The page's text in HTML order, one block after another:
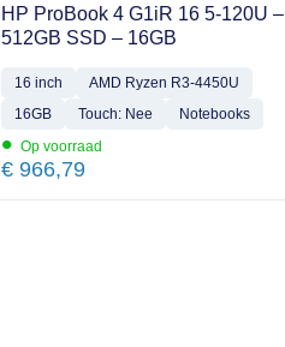
HP ProBook 4 G1iR 16 5-120U –
512GB SSD – 16GB
16 inch
AMD Ryzen R3-4450U
16GB
Touch: Nee Notebooks
• Op voorraad
€ 966,79